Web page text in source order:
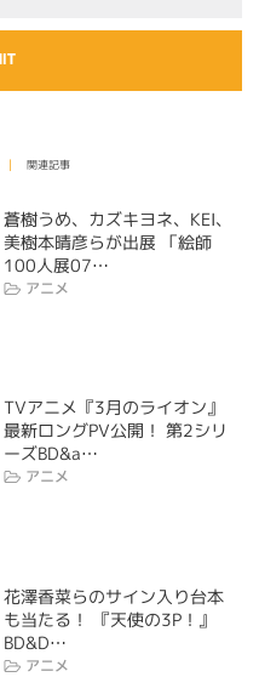
関連記事
蒼樹うめ、カズキヨネ、KEI、
美樹本晴彦らが出展 「絵師
100人展07…
アニメ
TVアニメ『3月のライオン』
最新ロングPV公開！ 第2シリ
ーズBD&a…
アニメ
花澤香菜らのサイン入り台本
も当たる！ 『天使の3P！』
BD&D…
アニメ